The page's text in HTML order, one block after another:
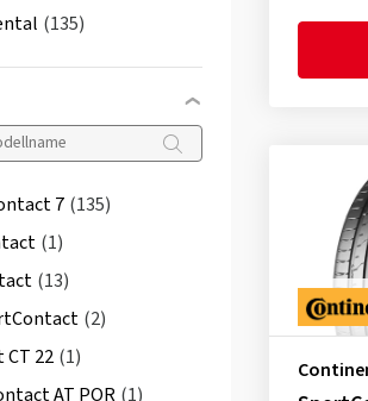
(135)
7 (135)
(1)
(13)
(2)
22 (1)
AT POR (1)